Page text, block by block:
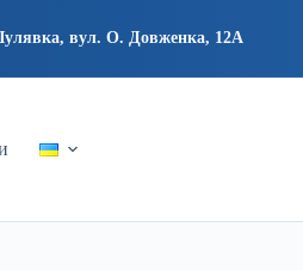
вул. О. Довженка, 12А